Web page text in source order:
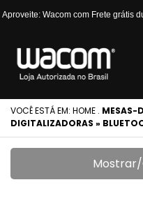
Aproveite: Wacom com Frete grátis
VOCÊ ESTÁ EM: HOME . MESAS-
DIGITALIZADORAS »